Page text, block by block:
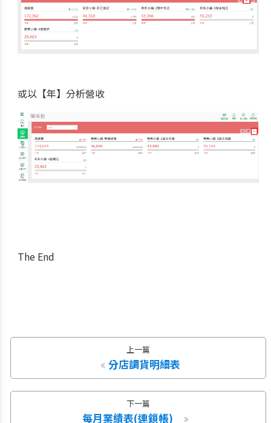
或以【年】分析營收
The End
上一篇
分店調貨明細表
下一篇
每月業績表(連鎖帳)